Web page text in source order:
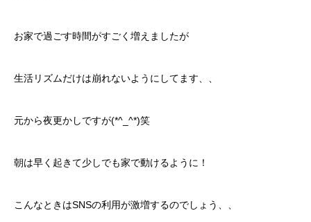
お家で過ごす時間がすごく増えましたが
生活リズムだけは崩れないようにしてます、、
元から夜更かしですが(*^_^*)笑
朝は早く起きて少しでも家で動けるように！
こんなときはSNSの利用が激増するのでしょう、、